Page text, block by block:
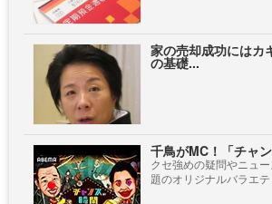
家の売却成功にはカ
の基礎...
千鳥がMC！「チャ
クセ強めの疑問やニュ
題のオリジナルバラエ